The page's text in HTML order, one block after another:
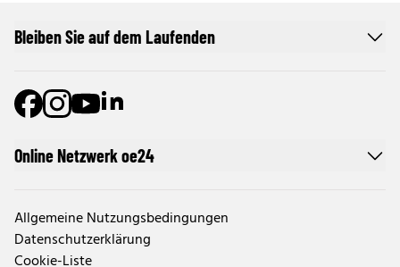
Online Netzwerk oe24
Allgemeine Nutzungsbedingungen
Datenschutzerklärung
Cookie-Liste
Bleiben Sie auf dem Laufenden